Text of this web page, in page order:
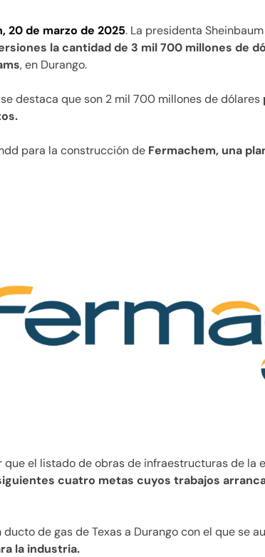
20 de marzo de 2025. La presidenta
la cantidad de 3 mil 700 millones de
, en Durango.
destaca que son 2 mil 700 millones de dólares
para la construcción de Fermachem, una
que el listado de obras de infraestructuras de la
cuatro metas cuyos trabajos
ducto de gas de Texas a Durango con el que se
la industria.